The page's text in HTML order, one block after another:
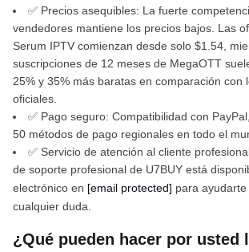
✅ Precios asequibles: La fuerte
vendedores mantiene los precios bajos. Las
Serum IPTV comienzan desde solo $1.54,
suscripciones de 12 meses de MegaOTT
25% y 35% más baratas en comparación con
oficiales.
✅ Pago seguro: Compatibilidad con
50 métodos de pago regionales en todo el
✅ Servicio de atención al cliente
de soporte profesional de U7BUY está
electrónico en [email protected] para
cualquier duda.
¿Qué pueden hacer por usted